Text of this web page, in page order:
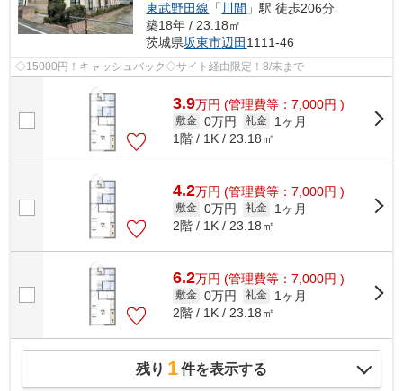
東武野田線 「 川間 」駅 徒歩206分
築18年 / 23.18㎡
茨城県坂東市辺田 1111-46
◇15000円！キャッシュバック◇サイト経由限定！8/末まで
3.9万円 (管理費等：7,000円 )
敷金 0万円 礼金
1ヶ月
1階 / 1K / 23.18㎡
4.2万円 (管理費等：7,000円 )
敷金 0万円 礼金
1ヶ月
2階 / 1K / 23.18㎡
6.2万円 (管理費等：7,000円 )
敷金 0万円 礼金
1ヶ月
2階 / 1K / 23.18㎡
残り 1件を表示する